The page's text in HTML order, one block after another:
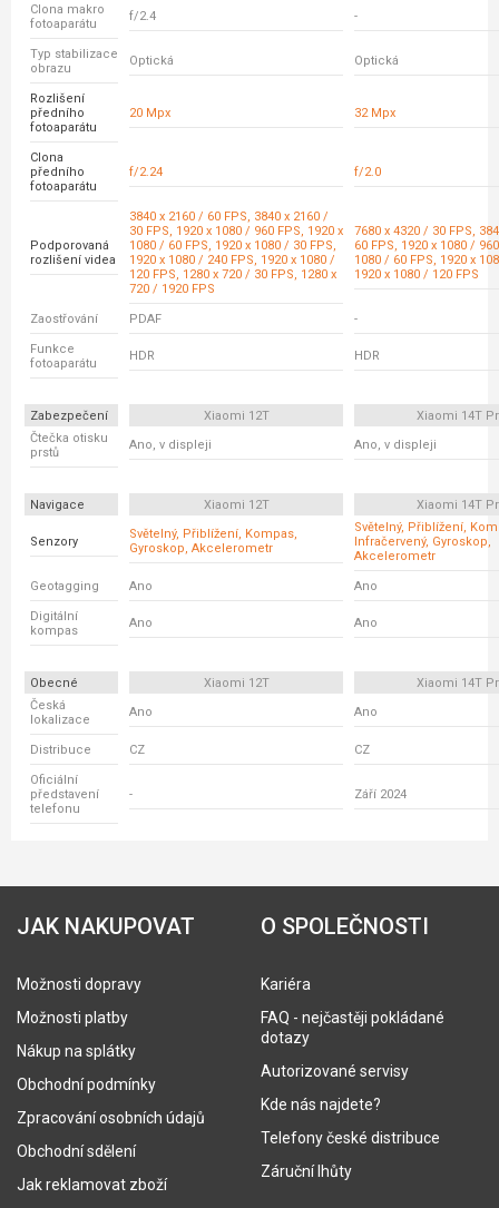
Clona makro
fotoaparátu
f/2.4 -
Typ stabilizace
obrazu
Optická Optická
Rozlišení
předního
fotoaparátu
20 Mpx 32 Mpx
Clona
předního
fotoaparátu
f/2.24 f/2.0
Podporovaná
rozlišení videa
3840 x 2160 / 60 FPS, 3840 x 2160 /
30 FPS, 1920 x 1080 / 960 FPS, 1920 x
1080 / 60 FPS, 1920 x 1080 / 30 FPS,
1920 x 1080 / 240 FPS, 1920 x 1080 /
120 FPS, 1280 x 720 / 30 FPS, 1280 x
720 / 1920 FPS
7680 x 4320 / 30 FPS,
60 FPS, 1920 x 1080 /
1080 / 60 FPS, 1920 x
1920 x 1080 / 120 FPS
Zaostřování PDAF -
Funkce
fotoaparátu
HDR HDR
Zabezpečení Xiaomi 12T
Xiaomi 14T
Čtečka otisku
prstů
Ano, v displeji Ano, v displeji
Navigace Xiaomi 12T Xiaomi 14T
Senzory
Světelný, Přiblížení, Kompas,
Gyroskop, Akcelerometr
Světelný, Přiblížení,
Infračervený, Gyroskop,
Akcelerometr
Geotagging Ano Ano
Digitální
kompas
Ano Ano
Obecné Xiaomi 12T
Xiaomi 14T
Česká
lokalizace
Ano Ano
Distribuce CZ CZ
Oficiální
představení
telefonu
- Září 2024
JAK NAKUPOVAT
Možnosti dopravy
Možnosti platby
Nákup na splátky
Obchodní podmínky
Zpracování osobních údajů
Obchodní sdělení
Jak reklamovat zboží
O SPOLEČNOSTI
Kariéra
FAQ - nejčastěji pokládané
dotazy
Autorizované servisy
Kde nás najdete?
Telefony české distribuce
Záruční lhůty